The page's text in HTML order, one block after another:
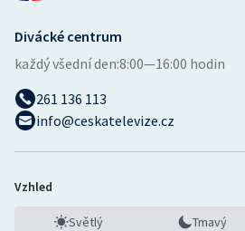
Divácké centrum
každý všední den:8:00—16:00 hodin
261 136 113
info@ceskatelevize.cz
Vzhled
Světlý Tmavý